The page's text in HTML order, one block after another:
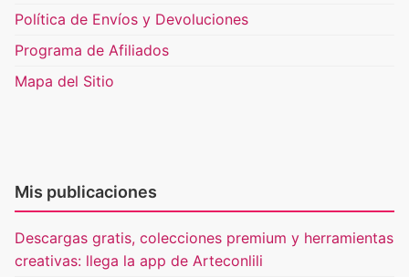
Política de Envíos y Devoluciones
Programa de Afiliados
Mapa del Sitio
Mis publicaciones
Descargas gratis, colecciones premium y herramientas
creativas: llega la app de Arteconlili